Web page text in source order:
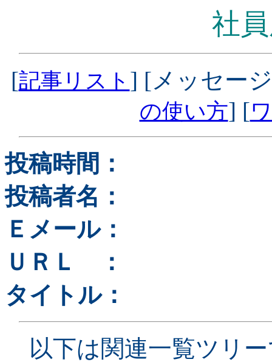
社
[記事リスト ] [メッセー
の使い方] [
投稿時間：
投稿者名：
Ｅメール：
ＵＲＬ ：
タイトル：
以下は関連一覧ツリ